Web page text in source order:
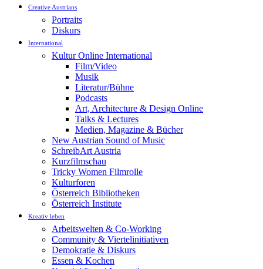
Creative Austrians
Portraits
Diskurs
International
Kultur Online International
Film/Video
Musik
Literatur/Bühne
Podcasts
Art, Architecture & Design Online
Talks & Lectures
Medien, Magazine & Bücher
New Austrian Sound of Music
SchreibArt Austria
Kurzfilmschau
Tricky Women Filmrolle
Kulturforen
Österreich Bibliotheken
Österreich Institute
Kreativ leben
Arbeitswelten & Co-Working
Community & Viertelinitiativen
Demokratie & Diskurs
Essen & Kochen